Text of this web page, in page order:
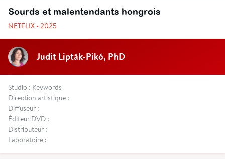
Sourds et malentendants hongrois
NETFLIX • 2025
Judit Lipták-Pikó, PhD
Studio : Keywords
Direction artistique :
Diffuseur :
Éditeur DVD :
Distributeur :
Laboratoire :